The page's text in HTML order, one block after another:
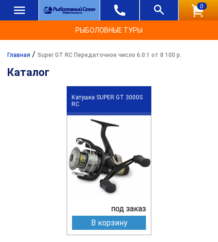
0
РЫБОЛОВНЫЕ ТУРЫ
Главная / Super GT RC Передаточное число 6.0:1 от 8 100 р.
Каталог
Катушка SUPER GT 3000S
RC
под заказ
В корзину